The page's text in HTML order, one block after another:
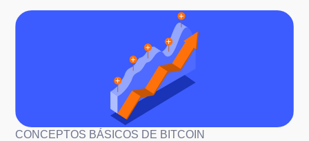
CONCEPTOS BÁSICOS DE BITCOIN